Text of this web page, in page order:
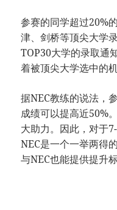
参赛的同学超过20%
津、剑桥等顶尖大学
TOP30大学的录取通
着被顶尖大学选中的
据NEC教练的说法，
成绩可以提高近50%
大助力。因此，对于
NEC是一个一举两得
与NEC也能提供提升